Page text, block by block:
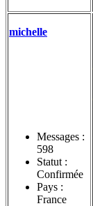
michelle
Messages :
598
Statut :
Confirmée
Pays :
France